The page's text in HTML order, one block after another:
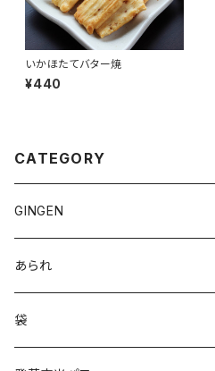
いかほたてバター焼
¥440
CATEGORY
GINGEN
100％ジンジャー
ハニージンジャー
あられ
おやつあられ
袋